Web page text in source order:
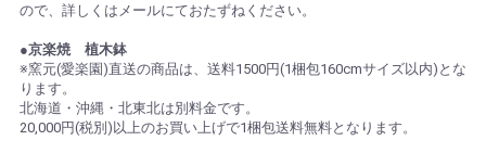
ので、詳しくはメールにておたずねください。
●京楽焼 植木鉢
※窯元(愛楽園)直送の商品は、送料1500円(1梱包160cmサイズ以内)とな
ります。
北海道・沖縄・北東北は別料金です。
20,000円(税別)以上のお買い上げで1梱包送料無料となります。